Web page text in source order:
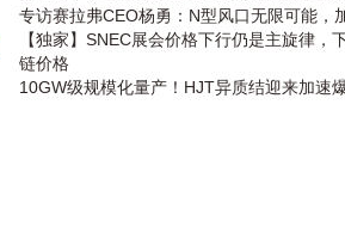
专访赛拉弗CEO杨勇：N型风口无限可能，
【独家】SNEC展会价格下行仍是主旋律，
链价格
10GW级规模化量产！HJT异质结迎来加速